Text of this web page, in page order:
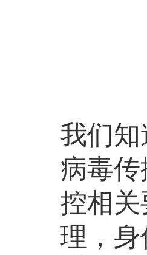
我们
病毒
控相
理，